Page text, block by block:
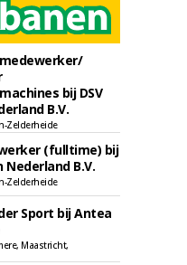
bij DSV
B.V.
Zelderheide
(fulltime) bij
Nederland B.V.
Zelderheide
Sport bij Antea
Maastricht,